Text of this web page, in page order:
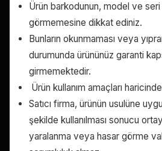
Ürün barkodunun, model ve seri
görmemesine dikkat ediniz.
Bunların okunmaması veya
durumunda ürününüz garanti
girmemektedir.
Ürün kullanım amaçları haricinde
Satıcı firma, ürünün usulüne
şekilde kullanılması sonucu
yaralanma veya hasar görme